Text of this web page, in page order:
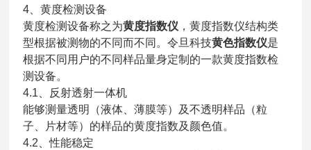
4、黄度检测设备
黄度检测设备称之为黄度指数仪 ，黄度指数仪结构类
型根据被测物的不同而不同。令旦科技黄色指数仪是
根据不同用户的不同样品量身定制的一款黄度指数检
测设备。
4.1、反射透射一体机
能够测量透明（液体、薄膜等）及不透明样品（粒
子、片材等）的样品的黄度指数及颜色值。
4.2、性能稳定